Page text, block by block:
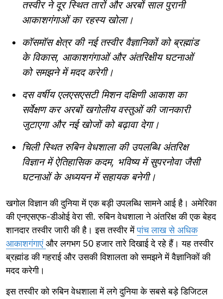
तस्वीर ने दूर स्थित तारों और अरबों साल पुरानी
आकाशगंगाओं का रहस्य खोला।
कॉसमॉस क्षेत्र की नई तस्वीर वैज्ञानिकों को ब्रह्मांड
के विकास, आकाशगंगाओं और अंतरिक्षीय घटनाओं
को समझने में मदद करेगी।
दस वर्षीय एलएसएसटी मिशन दक्षिणी आकाश का
सर्वेक्षण कर अरबों खगोलीय वस्तुओं की जानकारी
जुटाएगा और नई खोजों को बढ़ावा देगा।
चिली स्थित रुबिन वेधशाला की उपलब्धि अंतरिक्ष
विज्ञान में ऐतिहासिक कदम, भविष्य में सुपरनोवा जैसी
घटनाओं के अध्ययन में सहायक बनेगी।
खगोल विज्ञान की दुनिया में एक बड़ी उपलब्धि सामने आई है। अमेरिका
की एनएसएफ-डीओई वेरा सी. रुबिन वेधशाला ने अंतरिक्ष की एक बेहद
शानदार तस्वीर जारी की है। इस तस्वीर मेंपांच लाख से अधिक
आकाशगंगाएंऔर लगभग 50 हजार तारे दिखाई दे रहे हैं। यह तस्वीर
ब्रह्मांड की गहराई और उसकी विशालता को समझने में वैज्ञानिकों की
मदद करेगी।
इस तस्वीर को रुबिन वेधशाला में लगे दुनिया के सबसे बड़े डिजिटल